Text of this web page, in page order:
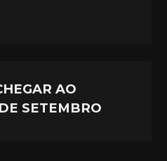
AO
SETEMBRO